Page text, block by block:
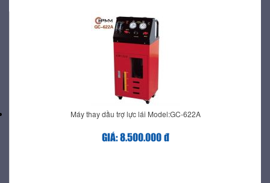
Máy thay dầu trợ lực lái Model:GC-622A
GIÁ: 8.500.000 đ